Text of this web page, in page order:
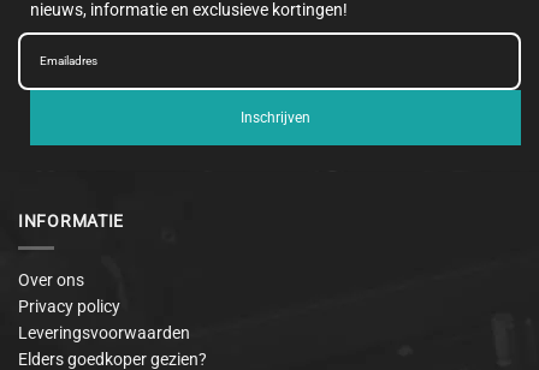
nieuws, informatie en exclusieve kortingen!
Inschrijven
INFORMATIE
Over ons
Privacy policy
Leveringsvoorwaarden
Elders goedkoper gezien?